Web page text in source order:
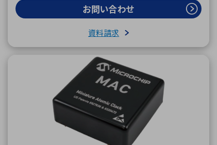
お問い合わせ
資料請求